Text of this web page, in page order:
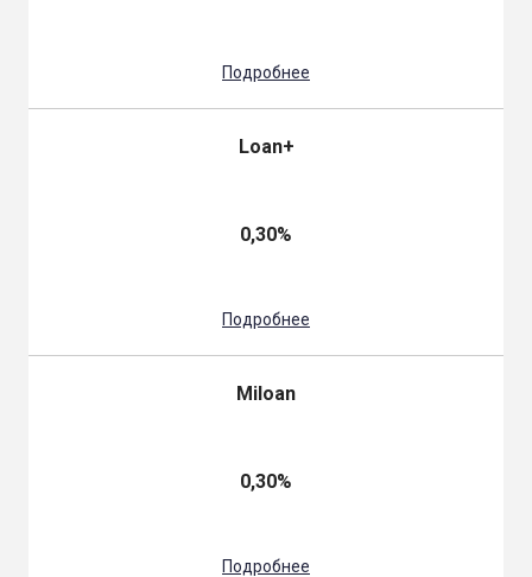
Подробнее
Loan+
0,30%
Подробнее
Miloan
0,30%
Подробнее